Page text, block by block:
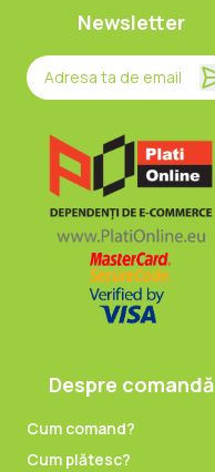
Newsletter
Despre comandă
Cum comand?
Cum plătesc?